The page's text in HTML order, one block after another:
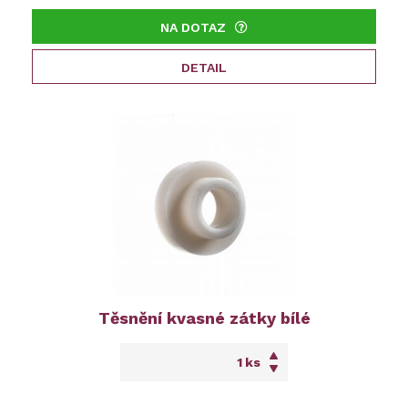
NA DOTAZ
DETAIL
Těsnění kvasné zátky bílé
ks